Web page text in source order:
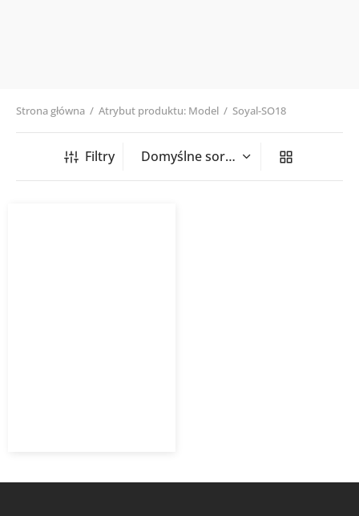
Strona główna / Atrybut produktu: Model / Soyal-SO18
Filtry